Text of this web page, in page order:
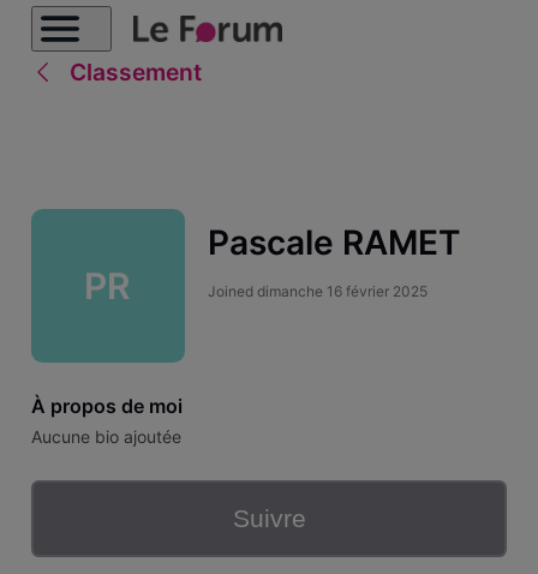
Classement
PR
Pascale RAMET
Joined dimanche 16 février 2025
À propos de moi
Aucune bio ajoutée
Suivre